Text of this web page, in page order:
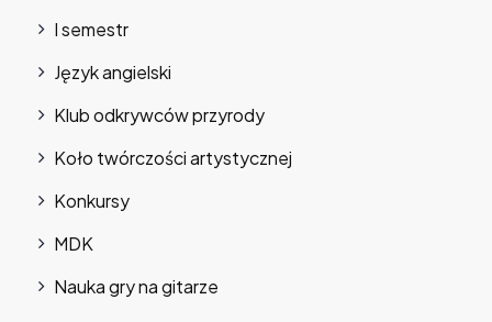
I semestr
Język angielski
Klub odkrywców przyrody
Koło twórczości artystycznej
Konkursy
MDK
Nauka gry na gitarze